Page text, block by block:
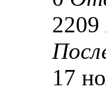
2209
17